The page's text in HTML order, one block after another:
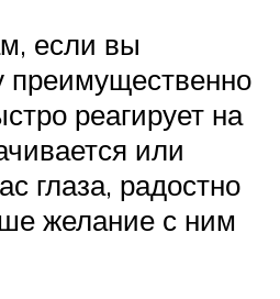
если вы
преимущественно
реагирует на
или
глаза, радостно
желание с ним